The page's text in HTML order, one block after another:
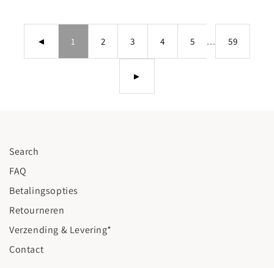
◄ 1 2 3 4 5 ... 59
►
Search
FAQ
Betalingsopties
Retourneren
Verzending & Levering*
Contact